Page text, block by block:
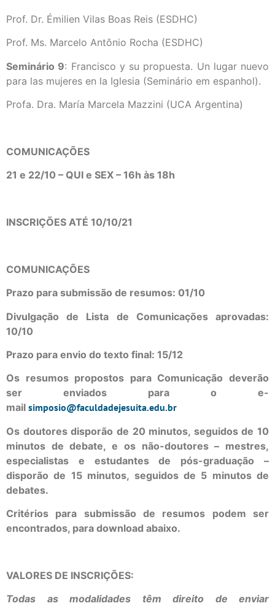
Prof. Dr. Émilien Vilas Boas Reis (ESDHC)
Prof. Ms. Marcelo Antônio Rocha (ESDHC)
Seminário 9: Francisco y su propuesta. Un lugar nuevo
para las mujeres en la Iglesia (Seminário em espanhol).
Profa. Dra. María Marcela Mazzini (UCA Argentina)
COMUNICAÇÕES
21 e 22/10 – QUI e SEX – 16h às 18h
INSCRIÇÕES ATÉ 10/10/21
COMUNICAÇÕES
Prazo para submissão de resumos: 01/10
Divulgação de Lista de Comunicações aprovadas:
10/10
Prazo para envio do texto final: 15/12
Os resumos propostos para Comunicação deverão
ser enviados para o e-
mail simposio@faculdadejesuita.edu.br
Os doutores disporão de 20 minutos, seguidos de 10
minutos de debate, e os não-doutores – mestres,
especialistas e estudantes de pós-graduação –
disporão de 15 minutos, seguidos de 5 minutos de
debates.
Critérios para submissão de resumos podem ser
encontrados, para download abaixo.
VALORES DE INSCRIÇÕES:
Todas as modalidades têm direito de enviar